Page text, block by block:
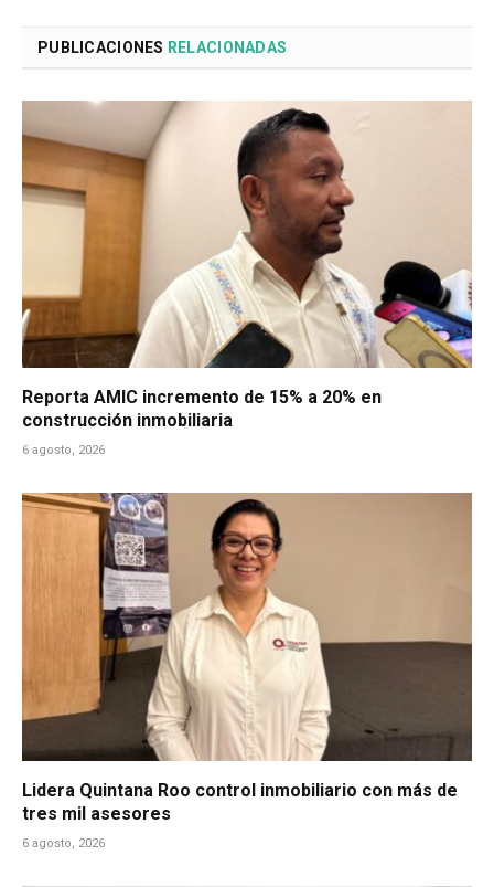
PUBLICACIONES RELACIONADAS
Reporta AMIC incremento de 15% a 20% en
construcción inmobiliaria
6 agosto, 2026
Lidera Quintana Roo control inmobiliario con más de
tres mil asesores
6 agosto, 2026